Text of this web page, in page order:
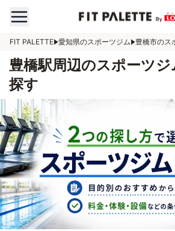
FIT PALETTE 愛知県のスポーツジム 豊橋市のス
豊橋駅周辺のスポーツ
探す